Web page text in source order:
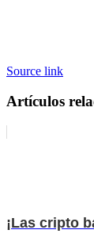
Source link
Artículos
¡Las cripto